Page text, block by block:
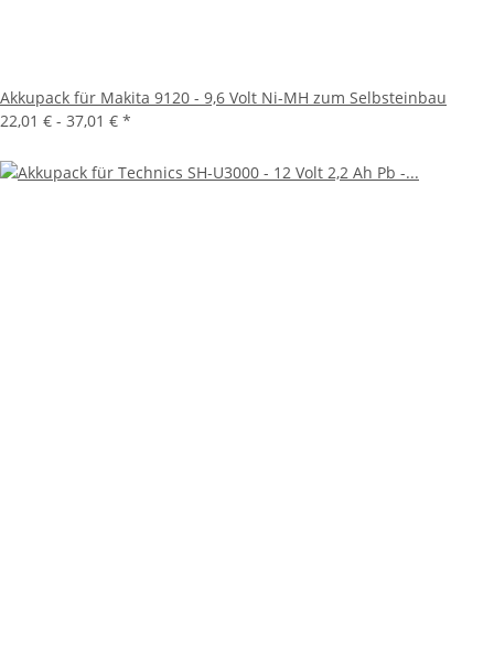
Akkupack für Makita 9120 - 9,6 Volt Ni-MH zum Selbsteinbau
22,01 € - 37,01 € *